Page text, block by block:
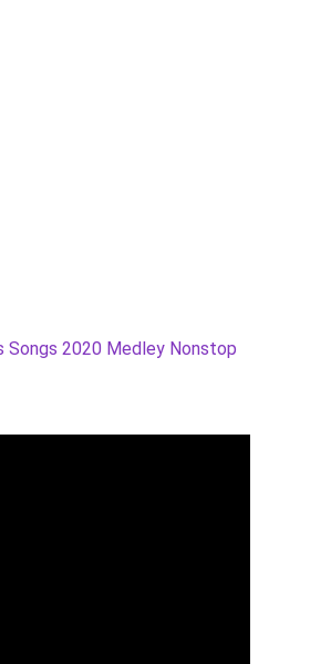
Songs 2020 Medley Nonstop